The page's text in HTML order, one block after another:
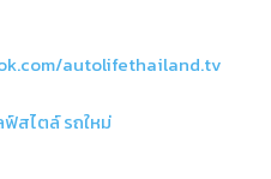
autolifethailand.tv
ฟ์สไตล์รถใหม่